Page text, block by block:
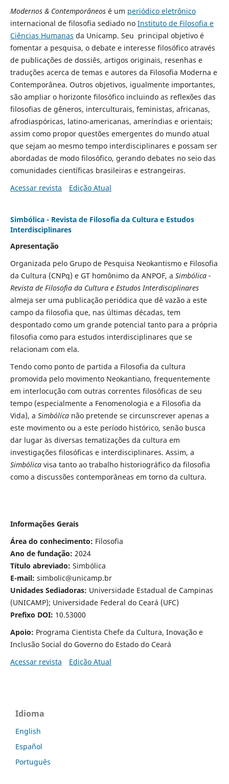
Modernos & Contemporâneosé um periódico eletrônico
internacional de filosofia sediado no Instituto de Filosofia e
Ciências Humanas da Unicamp. Seu principal objetivo é
fomentar a pesquisa, o debate e interesse filosófico através
de publicações de dossiês, artigos originais, resenhas e
traduções acerca de temas e autores da Filosofia Moderna e
Contemporânea. Outros objetivos, igualmente importantes,
são ampliar o horizonte filosófico incluindo as reflexões das
filosofias de gêneros, interculturais, feministas, africanas,
afrodiaspóricas, latino-americanas, ameríndias e orientais;
assim como propor questões emergentes do mundo atual
que sejam ao mesmo tempo interdisciplinares e possam ser
abordadas de modo filosófico, gerando debates no seio das
comunidades científicas brasileiras e estrangeiras.
Acessar revista
Edição Atual
Simbólica - Revista de Filosofia da Cultura e Estudos
Interdisciplinares
Apresentação
Organizada pelo Grupo de Pesquisa Neokantismo e Filosofia
da Cultura (CNPq) e GT homônimo da ANPOF, a Simbólica -
Revista de Filosofia da Cultura e Estudos Interdisciplinares
almeja ser uma publicação periódica que dê vazão a este
campo da filosofia que, nas últimas décadas, tem
despontado como um grande potencial tanto para a própria
filosofia como para estudos interdisciplinares que se
relacionam com ela.
Tendo como ponto de partida a Filosofia da cultura
promovida pelo movimento Neokantiano, frequentemente
em interlocução com outras correntes filosóficas de seu
tempo (especialmente a Fenomenologia e a Filosofia da
Vida), a Simbólicanão pretende se circunscrever apenas a
este movimento ou a este período histórico, senão busca
dar lugar às diversas tematizações da cultura em
investigações filosóficas e interdisciplinares. Assim, a
Simbólicavisa tanto ao trabalho historiográfico da filosofia
como a discussões contemporâneas em torno da cultura.
Informações Gerais
Área do conhecimento: Filosofia
Ano de fundação: 2024
Título abreviado: Simbólica
E-mail: simbolic@unicamp.br
Unidades Sediadoras: Universidade Estadual de Campinas
(UNICAMP); Universidade Federal do Ceará (UFC)
Prefixo DOI: 10.53000
Apoio: Programa Cientista Chefe da Cultura, Inovação e
Inclusão Social do Governo do Estado do Ceará
Acessar revista
Edição Atual
Idioma
English
Español
Português